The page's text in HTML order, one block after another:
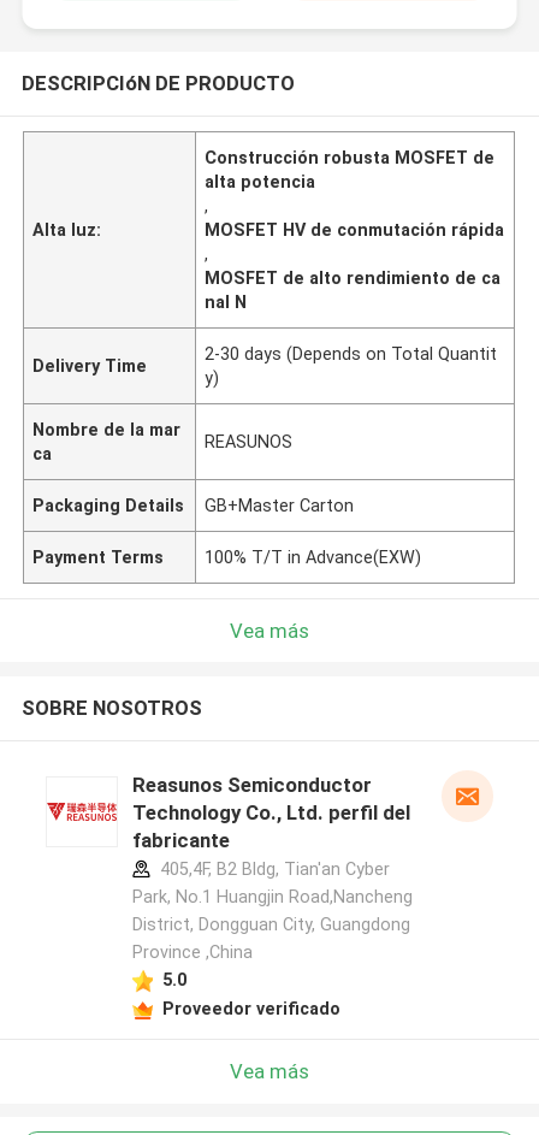
DESCRIPCIóN DE PRODUCTO
Alta luz:
Construcción robusta MOSFET de
alta potencia
,
MOSFET HV de conmutación rápida
,
MOSFET de alto rendimiento de ca
nal N
Delivery Time
2-30 days (Depends on Total Quantit
y)
Nombre de la mar
ca
REASUNOS
Packaging Details GB+Master Carton
Payment Terms 100% T/T in Advance(EXW)
Vea más
SOBRE NOSOTROS
Reasunos Semiconductor
Technology Co., Ltd. perfil del
fabricante
405,4F, B2 Bldg, Tian'an Cyber
Park, No.1 Huangjin Road,Nancheng
District, Dongguan City, Guangdong
Province ,China
5.0
Proveedor verificado
Vea más